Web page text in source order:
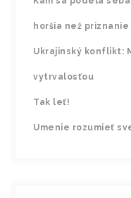
horšia než priznanie
Ukrajinský konflikt:
vytrvalosťou
Tak leť!
Umenie rozumieť